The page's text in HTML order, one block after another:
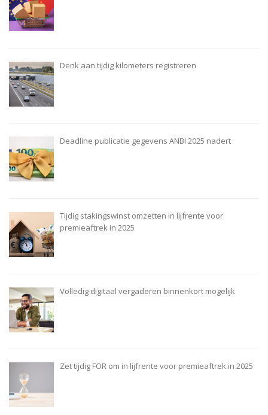
Denk aan tijdig kilometers registreren
Deadline publicatie gegevens ANBI 2025 nadert
Tijdig stakingswinst omzetten in lijfrente voor
premieaftrek in 2025
Volledig digitaal vergaderen binnenkort mogelijk
Zet tijdig FOR om in lijfrente voor premieaftrek in 2025